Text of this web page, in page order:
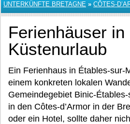
UNTERKÜNFTE BRETAGNE » CÔTES-
Ferienhäuser
Küstenurlaub
Ein Ferienhaus in Étables-sur-
einem konkreten lokalen
Gemeindegebiet Binic-
in den Côtes-d’Armor in der
oder ein Hotel, sollte daher